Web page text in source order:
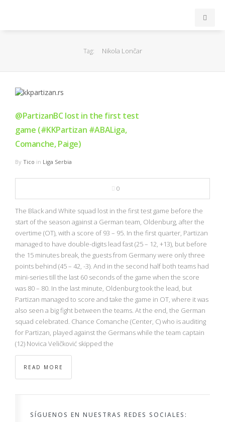
EuroLeague
FIBA
OTROS
MULTIMEDIA
Tag: Nikola Lončar
@PartizanBC lost in the first test
game (#KKPartizan #ABALiga,
Comanche, Paige)
By Tico in Liga Serbia
0
The Black and White squad lost in the first test game before the
start of the season against a German team, Oldenburg, after the
overtime (OT), with a score of 93 – 95. In the first quarter, Partizan
managed to have double-digits lead fast (25 – 12, +13), but before
the 15 minutes break, the guests from Germany were only three
points behind (45 – 42, -3). And in the second half both teams had
mini-series till the last 60 seconds of the game when the score
was 80 – 80. In the last minute, Oldenburg took the lead, but
Partizan managed to score and take the game in OT, where it was
also seen a big fight between the teams. At the end, the German
squad celebrated. Chance Comanche (Center, C) who is auditing
for Partizan, played against the Germans while the team captain
(12) Novica Veličković skipped the
READ MORE
SÍGUENOS EN NUESTRAS REDES SOCIALES: